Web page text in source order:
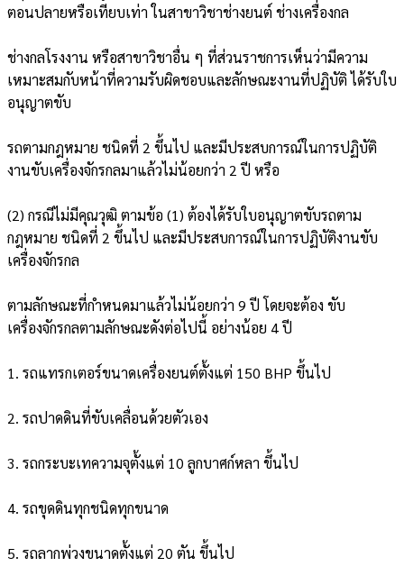
ตอนปลายหรือเทียบเท่า ในสาขาวิชาช่างยนต์ ช่างเครื่องกล
ช่างกลโรงงาน หรือสาขาวิชาอื่น ๆ ที่ส่วนราชการเห็นว่ามีความ
เหมาะสมกับหน้าที่ความรับผิดชอบและลักษณะงานที่ปฏิบัติ ได้รับใบ
อนุญาตขับ
รถตามกฎหมาย ชนิดที่ 2 ขึ้นไป และมีประสบการณ์ในการปฏิบัติ
งานขับเครื่องจักรกลมาแล้วไม่น้อยกว่า 2 ปี หรือ
(2) กรณีไม่มีคุณวุฒิ ตามข้อ (1) ต้องได้รับใบอนุญาตขับรถตาม
กฎหมาย ชนิดที่ 2 ขึ้นไป และมีประสบการณ์ในการปฏิบัติงานขับ
เครื่องจักรกล
ตามลักษณะที่กำหนดมาแล้วไม่น้อยกว่า 9 ปี โดยจะต้อง ขับ
เครื่องจักรกลตามลักษณะดังต่อไปนี้ อย่างน้อย 4 ปี
1. รถแทรกเตอร์ขนาดเครื่องยนต์ตั้งแต่ 150 BHP ขึ้นไป
2. รถปาดดินที่ขับเคลื่อนด้วยตัวเอง
3. รถกระบะเทความจุตั้งแต่ 10 ลูกบาศก์หลา ขึ้นไป
4. รถขุดดินทุกชนิดทุกขนาด
5. รถลากพ่วงขนาดตั้งแต่ 20 ตัน ขึ้นไป